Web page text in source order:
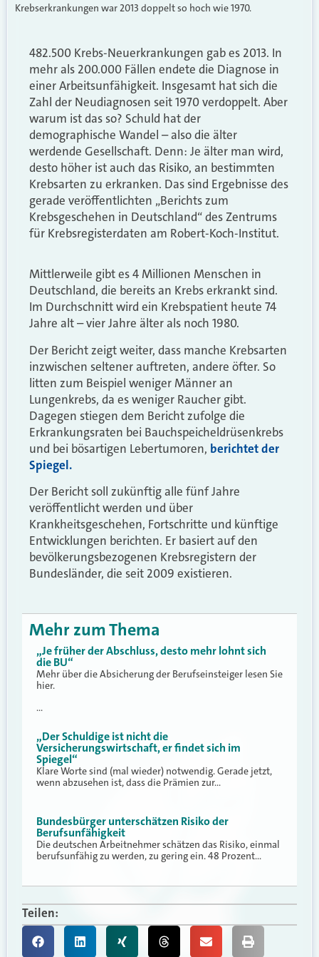
Krebserkrankungen war 2013 doppelt so hoch wie 1970.
482.500 Krebs-Neuerkrankungen gab es 2013. In
mehr als 200.000 Fällen endete die Diagnose in
einer Arbeitsunfähigkeit. Insgesamt hat sich die
Zahl der Neudiagnosen seit 1970 verdoppelt. Aber
warum ist das so? Schuld hat der
demographische Wandel – also die älter
werdende Gesellschaft. Denn: Je älter man wird,
desto höher ist auch das Risiko, an bestimmten
Krebsarten zu erkranken. Das sind Ergebnisse des
gerade veröffentlichten „Berichts zum
Krebsgeschehen in Deutschland“ des Zentrums
für Krebsregisterdaten am Robert-Koch-Institut.
Mittlerweile gibt es 4 Millionen Menschen in
Deutschland, die bereits an Krebs erkrankt sind.
Im Durchschnitt wird ein Krebspatient heute 74
Jahre alt – vier Jahre älter als noch 1980.
Der Bericht zeigt weiter, dass manche Krebsarten
inzwischen seltener auftreten, andere öfter. So
litten zum Beispiel weniger Männer an
Lungenkrebs, da es weniger Raucher gibt.
Dagegen stiegen dem Bericht zufolge die
Erkrankungsraten bei Bauchspeicheldrüsenkrebs
und bei bösartigen Lebertumoren, berichtet der
Spiegel.
Der Bericht soll zukünftig alle fünf Jahre
veröffentlicht werden und über
Krankheitsgeschehen, Fortschritte und künftige
Entwicklungen berichten. Er basiert auf den
bevölkerungsbezogenen Krebsregistern der
Bundesländer, die seit 2009 existieren.
Mehr zum Thema
„Je früher der Abschluss, desto mehr lohnt sich
die BU“
Mehr über die Absicherung der Berufseinsteiger lesen Sie
hier.
…
„Der Schuldige ist nicht die
Versicherungswirtschaft, er findet sich im
Spiegel“
Klare Worte sind (mal wieder) notwendig. Gerade jetzt,
wenn abzusehen ist, dass die Prämien zur…
Bundesbürger unterschätzen Risiko der
Berufsunfähigkeit
Die deutschen Arbeitnehmer schätzen das Risiko, einmal
berufsunfähig zu werden, zu gering ein. 48 Prozent…
Teilen: